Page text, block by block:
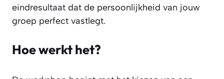
eindresultaat dat de persoonlijkheid van jouw
groep perfect vastlegt.
Hoe werkt het?